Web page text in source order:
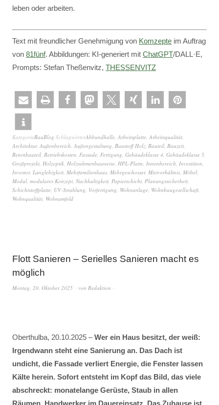
leben oder arbeiten.
Text mit freundlicher Genehmigung von Komzepte im Auftrag
von 81fünf. Abbildungen: KI-generiert mit ChatGPT/DALL·E,
Prompts: Stefan Theßenvitz, THESSENVITZ
KategorieBauBlog SchlagwörterAbbundhalle, Arbeitsplatte, Arbeitsqualität,
Architektur, Außenbereich, Außengestaltung, Baustoff Holz, Bauteil, Bauzeit,
Betonbauteil, Betriebskosten, Fassade, Fertigung, Gebäudeklasse 4, Gebäudeklasse 5,
Großprojekt, Holzoptik, Holzrahmenbauweise, HPL-Platte, Innenbereich, Investition,
Investor, Langlebigkeit, Mehrfamilienhaus, Mehrgeschosser, Mietverhältnis, Möbel,
Modul, modulares Konzept, Nachhaltigkeit, Papierschicht, Planungssicherheit,
Schichtstoffplatte, UV-Strahlung, Vorfertigung, Wohnanlage, Wohnbaugesellschaft,
Wohnqualität, Wohnumfeld
Flott Sanieren – Serielles Sanieren macht es
möglich
Montag, 20. Oktober 2025 von Redaktion
Oberthulba, 20.10.2025 –Wer ein Haus besitzt, der weiß:
Irgendwann steht eine Sanierung an. Das Dach ist
undicht, die Fassade verliert Energie, die Fenster lassen
Kälte herein. Sofort entsteht im Kopf das Bild, das viele
abschreckt: monatelange Gerüste, Staub in allen
Räumen, Handwerker im Dauereinsatz. Das Zuhause ist